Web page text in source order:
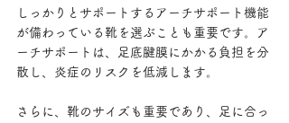
しっかりとサポートするアーチサポート機能
が備わっている靴を選ぶことも重要です。ア
ーチサポートは、足底腱膜にかかる負担を分
散し、炎症のリスクを低減します。
さらに、靴のサイズも重要であり、足に合っ